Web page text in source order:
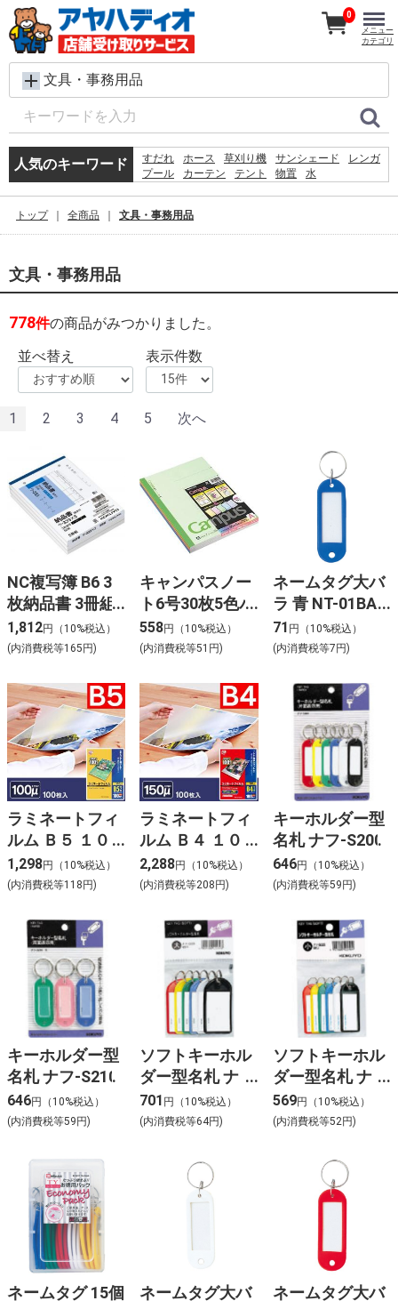
文具・事務用品
人気のキーワード すだれ ホース 草刈り機 サンシェード
レンガ
プール
カーテン テント 物置
水
クーラーボックス
0
メニュー
カテゴリ
トップ 全商品 文具・事務用品
文具・事務用品
778件の商品がみつかりました。
並べ替え
表示件数
1 2 3 4 5 次へ
NC複写簿 B6 3
枚納品書 3冊組
ウ-333X3
1,812円（10%税込）
(内消費税等165円)
キャンパスノー
ト6号30枚5色パ
ック ノ-3CANX5
558円（10%税込）
(内消費税等51円)
ネームタグ大バ
ラ 青 NT-01BA-
BU
71 円（10%税込）
(内消費税等7円)
ラミネートフィ
ルム Ｂ５ １０
０枚入１００μ
LZ-B5100
1,298円（10%税込）
(内消費税等118円)
ラミネートフィ
ルム Ｂ４ １０
０枚入１００μ
LZ-B4100
2,288円（10%税込）
(内消費税等208円)
キーホルダー型
名札 ナフ-S200
646円（10%税込）
(内消費税等59円)
キーホルダー型
名札 ナフ-S210
646円（10%税込）
(内消費税等59円)
ソフトキーホル
ダー型名札 ナ
フ-S220
701 円（10%税込）
(内消費税等64円)
ソフトキーホル
ダー型名札 ナ
フ-S225
569円（10%税込）
(内消費税等52円)
ネームタグ 15個
ネームタグ大バ
ネームタグ大バ